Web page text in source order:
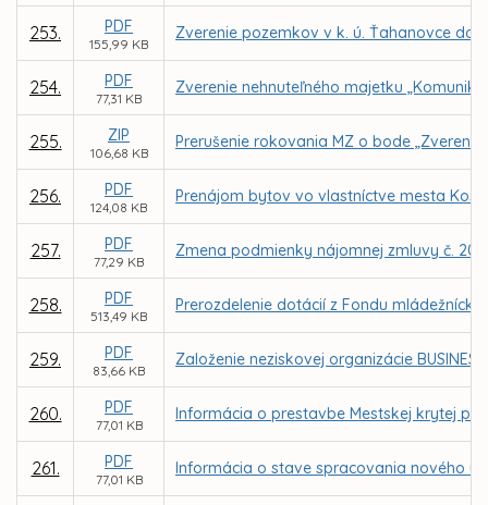
253. PDF
155,99 KB
Zverenie pozemkov v k. ú. Ťahanovce do
254. PDF
77,31 KB
Zverenie nehnuteľného majetku
255. ZIP
106,68 KB
Prerušenie rokovania MZ o bode
256. PDF
124,08 KB
Prenájom bytov vo vlastníctve mesta
257. PDF
77,29 KB
Zmena podmienky nájomnej zmluvy č.
258. PDF
513,49 KB
Prerozdelenie dotácií z Fondu
259. PDF
83,66 KB
Založenie neziskovej organizácie
260. PDF
77,01 KB
Informácia o prestavbe Mestskej krytej
261. PDF
77,01 KB
Informácia o stave spracovania nového